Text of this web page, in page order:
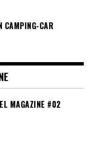
CAMPING-CAR
MAGAZINE #02